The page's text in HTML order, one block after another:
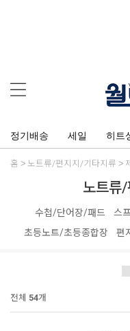
정기배송 세일 히트
홈 노트류/편지지/기타지류
노트류
수첩/단어장/패드 스
초등노트/초등종합장
편
전체 54개